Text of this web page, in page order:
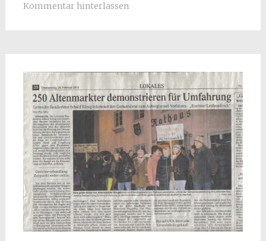
Kommentar hinterlassen